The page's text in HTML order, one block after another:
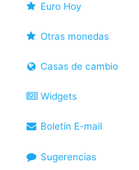
Euro Hoy
Otras monedas
Casas de cambio
Widgets
Boletín E-mail
Sugerencias